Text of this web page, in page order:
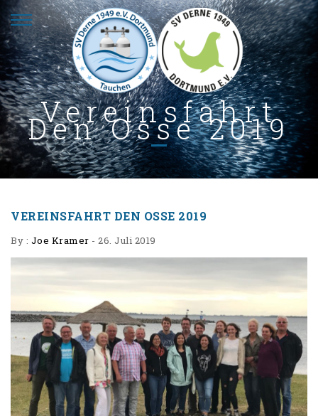
Vereinsfahrt
Den Osse 2019
VEREINSFAHRT DEN OSSE 2019
By : Joe Kramer - 26. Juli 2019